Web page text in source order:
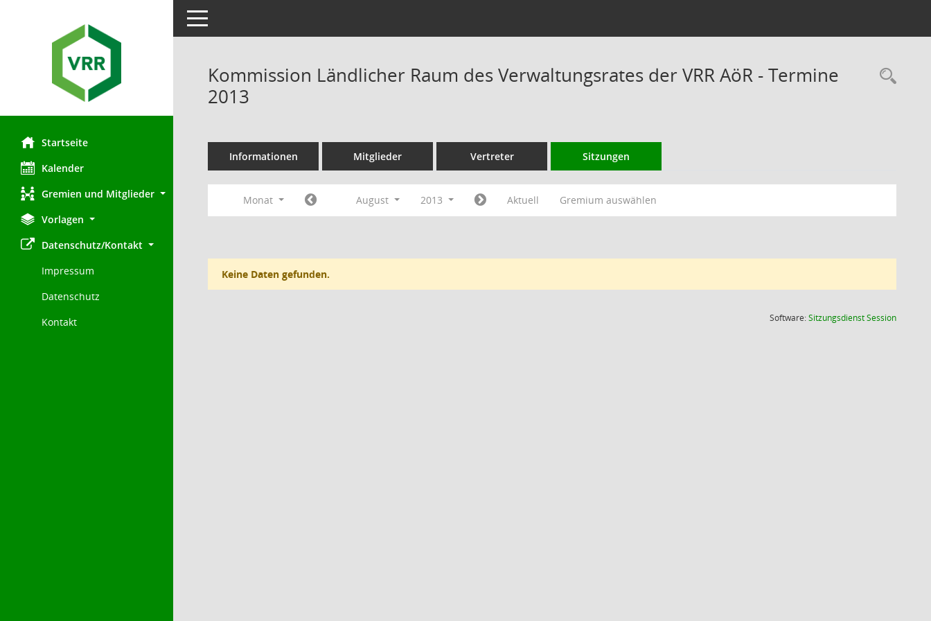
Startseite
Kalender
Gremien und Mitglieder
Vorlagen
Datenschutz/Kontakt
Impressum
Datenschutz
Kontakt
Toggle navigation
Kommission Ländlicher Raum des Verwaltungsrates der VRR AöR - Termine
2013
Informationen Mitglieder Vertreter Sitzungen
Monat August 2013 Aktuell Gremium auswählen
Keine Daten gefunden.
Software:SitzungsdienstSession(Wird in